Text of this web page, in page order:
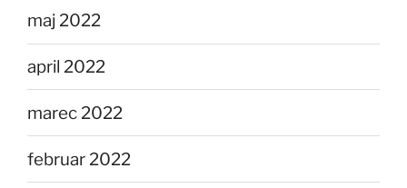
maj 2022
april 2022
marec 2022
februar 2022